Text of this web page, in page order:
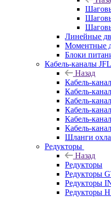
Линейные
Моментные
Блоки
Кабель-каналы
Назад
Кабель-
Кабель-
Кабель-
Кабель-
Кабель-
Кабель-
Шланги
Редукторы
Назад
Редукторы
Редукторы
Редукторы
Редукторы